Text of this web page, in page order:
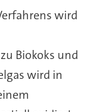
wird
Biokoks und
wird in